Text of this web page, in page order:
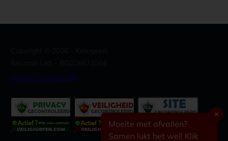
✕
Moeite met afvallen?
Samen lukt het wel! Klik
[email protected]